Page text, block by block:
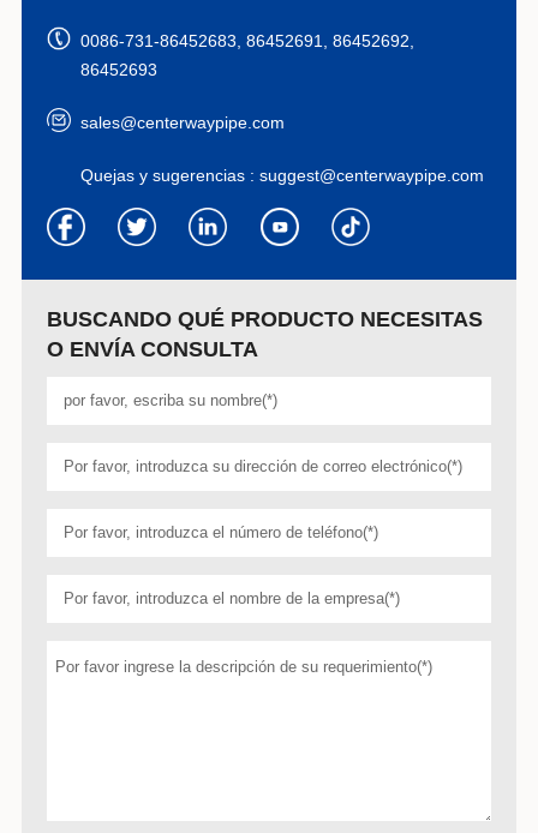
0086-731-86452683, 86452691, 86452692,
86452693
sales@centerwaypipe.com
Quejas y sugerencias : suggest@centerwaypipe.com
BUSCANDO QUÉ PRODUCTO NECESITAS
O ENVÍA CONSULTA